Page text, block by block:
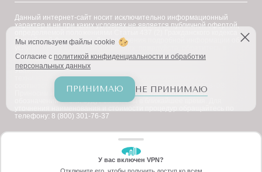
Данный интернет-сайт носит исключительно информационный
характер и ни при каких условиях не является публичной офертой,
Российской Федерации. Для получения подробной информации об
услугах, ценах и спецпредложениях, пожалуйста, обратитесь в
клинику "Подружки".
Уважаемые клиенты! В настоящее время на сайте ведутся
технические работы по приведению наименований услуг в
соответствие с требованиями Федерального закона № 168-ФЗ.
Приносим извинения за возможное наличие иноязычных
обозначений — они будут заменены в ближайшее время. Для
телефону: 8 (800) 301-76-37
ЗАБЕРИТЕ СКИДКУ
Мы используем файлы cookie
Согласие с политикой конфиденциальности и обработки
персональных данных
ПРИНИМАЮ НЕ ПРИНИМАЮ
У вас включен VPN?